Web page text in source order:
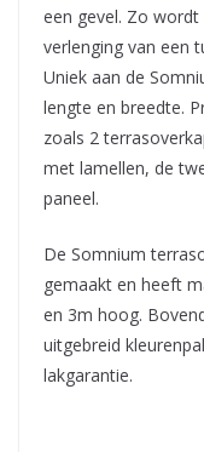
een gevel. Zo
verlenging van een
Uniek aan de
lengte en breedte.
zoals 2
met lamellen, de
paneel.
De Somnium
gemaakt en heeft
en 3m hoog.
uitgebreid
lakgarantie.